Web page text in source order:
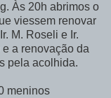
Às 20h abrimos o
viessem renovar
M. Roseli e Ir.
a renovação da
pela acolhida.
meninos